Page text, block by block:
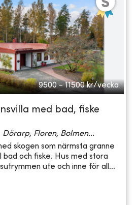
9500 - 11500 kr/vecka
med bad, fiske
Dörarp, Floren, Bolmen...
skogen som närmsta granne
bad och fiske. Hus med stora
ute och inne för all...